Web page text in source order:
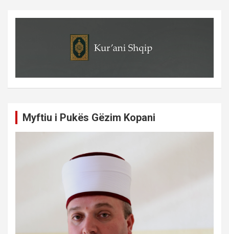
Myftiu i Pukës Gëzim Kopani